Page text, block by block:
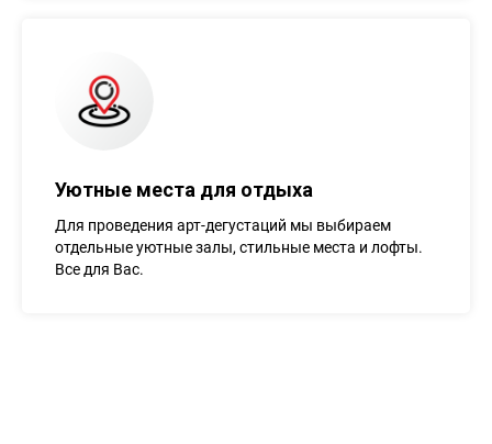
Уютные места для отдыха
Для проведения арт-дегустаций мы выбираем
отдельные уютные залы, стильные места и лофты.
Все для Вас.